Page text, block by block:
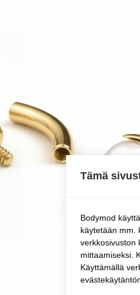
Tämä
Bodymod
käytetään mm.
verkkosivuston
mittaamiseksi.
Käyttämällä